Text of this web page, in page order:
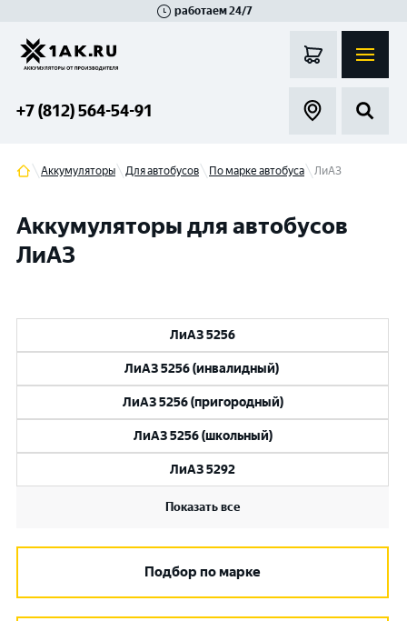
работаем 24/7
+7 (812) 564-54-91
Аккумуляторы Для автобусов По марке автобуса ЛиАЗ
Аккумуляторы для автобусов
ЛиАЗ
ЛиАЗ 5256
ЛиАЗ 5256 (инвалидный)
ЛиАЗ 5256 (пригородный)
ЛиАЗ 5256 (школьный)
ЛиАЗ 5292
Показать все
Подбор по марке
Гатчина